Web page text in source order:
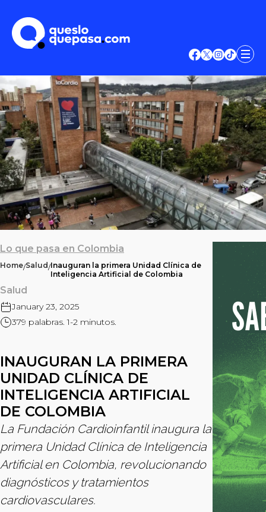
Lo que pasa en Colombia
Home/Salud/Inauguran la primera Unidad Clínica de
Inteligencia Artificial de Colombia
Salud
January 23, 2025
379 palabras. 1-2 minutos.
INAUGURAN LA PRIMERA
UNIDAD CLÍNICA DE
INTELIGENCIA ARTIFICIAL
DE COLOMBIA
La Fundación Cardioinfantil inaugura la
primera Unidad Clínica de Inteligencia
Artificial en Colombia, revolucionando
diagnósticos y tratamientos
cardiovasculares.